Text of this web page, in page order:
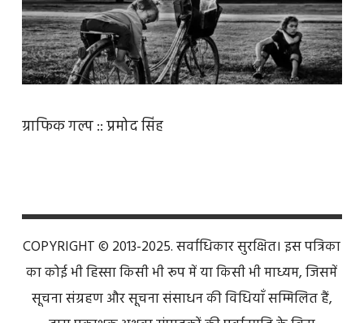
ग्राफिक गल्प :: प्रमोद सिंह
COPYRIGHT © 2013-2025. सर्वाधिकार सुरक्षित। इस पत्रिका
का कोई भी हिस्सा किसी भी रूप में या किसी भी माध्यम, जिसमें
सूचना संग्रहण और सूचना संसाधन की विधियाँ सम्मिलित हैं,